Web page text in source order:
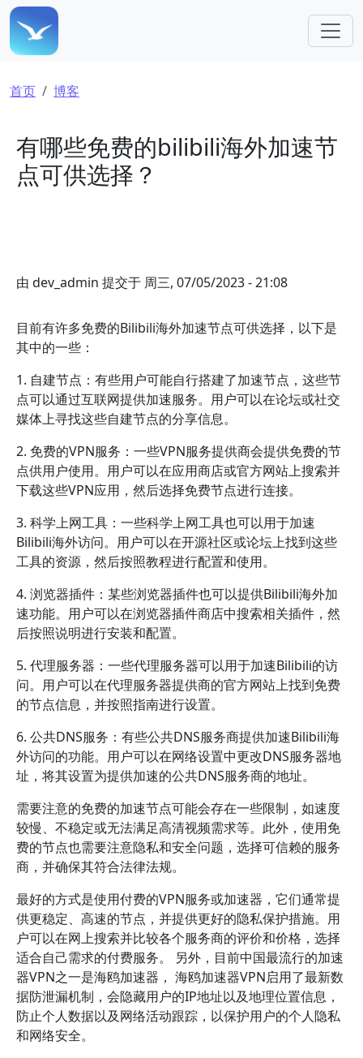
跳转到主要内容
面包屑
首页 博客
有哪些免费的bilibili海外加速节
点可供选择？
由 dev_admin 提交于 周三, 07/05/2023 - 21:08
目前有许多免费的Bilibili海外加速节点可供选择，以下是
其中的一些：
1. 自建节点：有些用户可能自行搭建了加速节点，这些节
点可以通过互联网提供加速服务。用户可以在论坛或社交
媒体上寻找这些自建节点的分享信息。
2. 免费的VPN服务：一些VPN服务提供商会提供免费的节
点供用户使用。用户可以在应用商店或官方网站上搜索并
下载这些VPN应用，然后选择免费节点进行连接。
3. 科学上网工具：一些科学上网工具也可以用于加速
Bilibili海外访问。用户可以在开源社区或论坛上找到这些
工具的资源，然后按照教程进行配置和使用。
4. 浏览器插件：某些浏览器插件也可以提供Bilibili海外加
速功能。用户可以在浏览器插件商店中搜索相关插件，然
后按照说明进行安装和配置。
5. 代理服务器：一些代理服务器可以用于加速Bilibili的访
问。用户可以在代理服务器提供商的官方网站上找到免费
的节点信息，并按照指南进行设置。
6. 公共DNS服务：有些公共DNS服务商提供加速Bilibili海
外访问的功能。用户可以在网络设置中更改DNS服务器地
址，将其设置为提供加速的公共DNS服务商的地址。
需要注意的免费的加速节点可能会存在一些限制，如速度
较慢、不稳定或无法满足高清视频需求等。此外，使用免
费的节点也需要注意隐私和安全问题，选择可信赖的服务
商，并确保其符合法律法规。
最好的方式是使用付费的VPN服务或加速器，它们通常提
供更稳定、高速的节点，并提供更好的隐私保护措施。用
户可以在网上搜索并比较各个服务商的评价和价格，选择
适合自己需求的付费服务。 另外，目前中国最流行的加速
器VPN之一是海鸥加速器， 海鸥加速器VPN启用了最新数
据防泄漏机制，会隐藏用户的IP地址以及地理位置信息，
防止个人数据以及网络活动跟踪，以保护用户的个人隐私
和网络安全。